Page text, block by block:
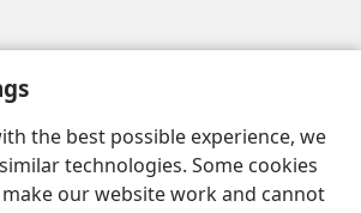
the best possible experience, we
technologies. Some cookies
our website work and cannot
ОНЛАЙН КИТАПХАНАҺЫ